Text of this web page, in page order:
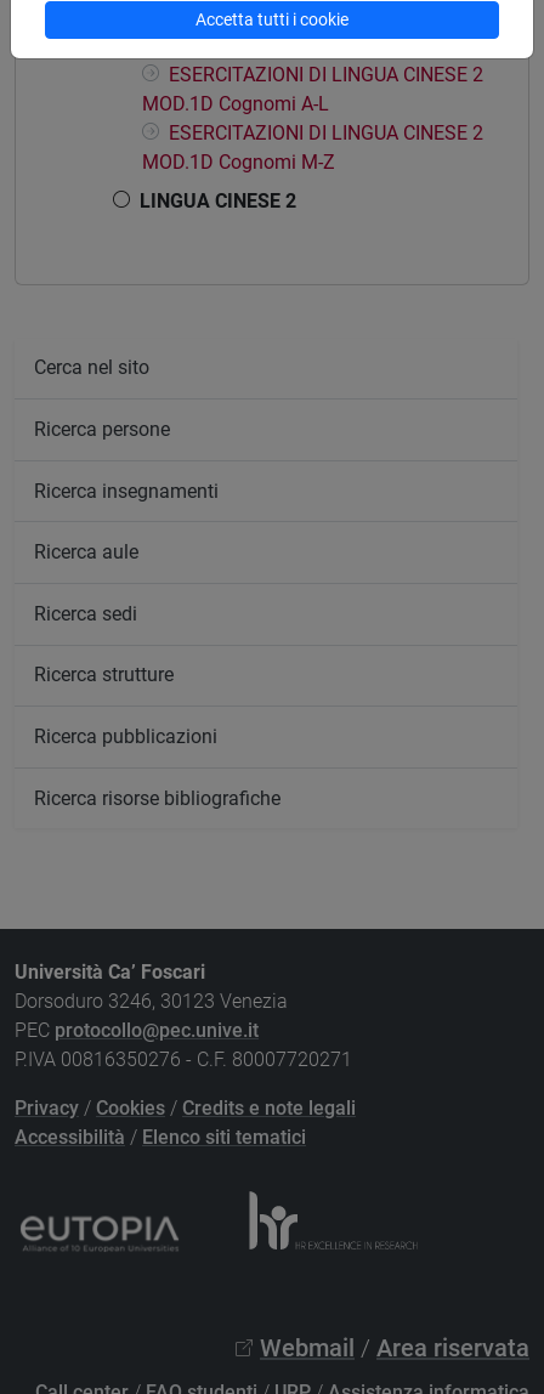
ESERCITAZIONI DI LINGUA CINESE 2
MOD.1D
ESERCITAZIONI DI LINGUA CINESE 2
MOD.1D Cognomi A-L
ESERCITAZIONI DI LINGUA CINESE 2
MOD.1D Cognomi M-Z
LINGUA CINESE 2
Cerca nel sito
Ricerca persone
Ricerca insegnamenti
Ricerca aule
Ricerca sedi
Ricerca strutture
Ricerca pubblicazioni
Ricerca risorse bibliografiche
Università Ca’ Foscari
Dorsoduro 3246, 30123 Venezia
PEC protocollo@pec.unive.it
P.IVA 00816350276 - C.F. 80007720271
Privacy / Cookies / Credits e note legali
Accessibilità / Elenco siti tematici
Webmail / Area riservata
Accetta tutti i cookie